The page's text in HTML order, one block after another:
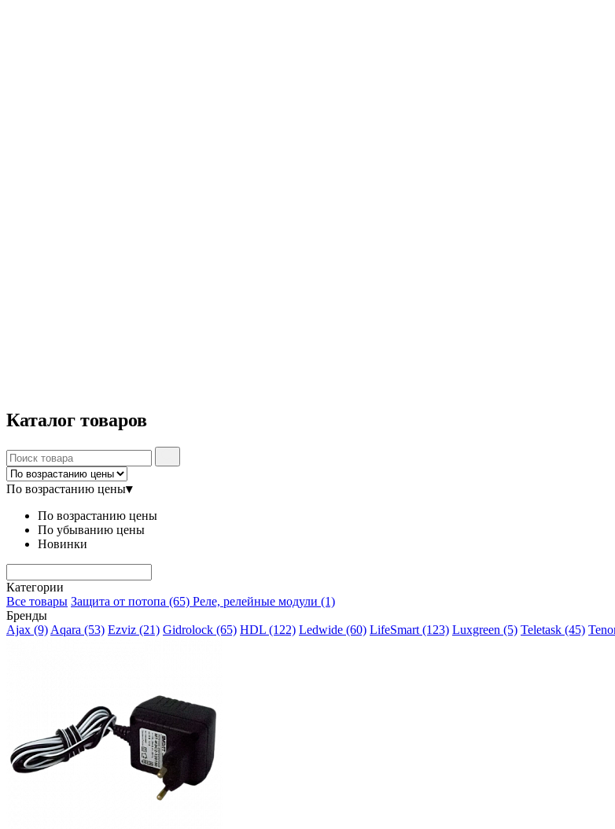
Каталог товаров
По возрастанию цены▾
По возрастанию цены
По убыванию цены
Новинки
Категории
Все товары Защита от потопа (65) Реле, релейные модули (1)
Бренды
Ajax (9) Aqara (53) Ezviz (21) Gidrolock (65) HDL (122) Ledwide (60) LifeSmart (123) Luxgreen (5) Teletask (45)